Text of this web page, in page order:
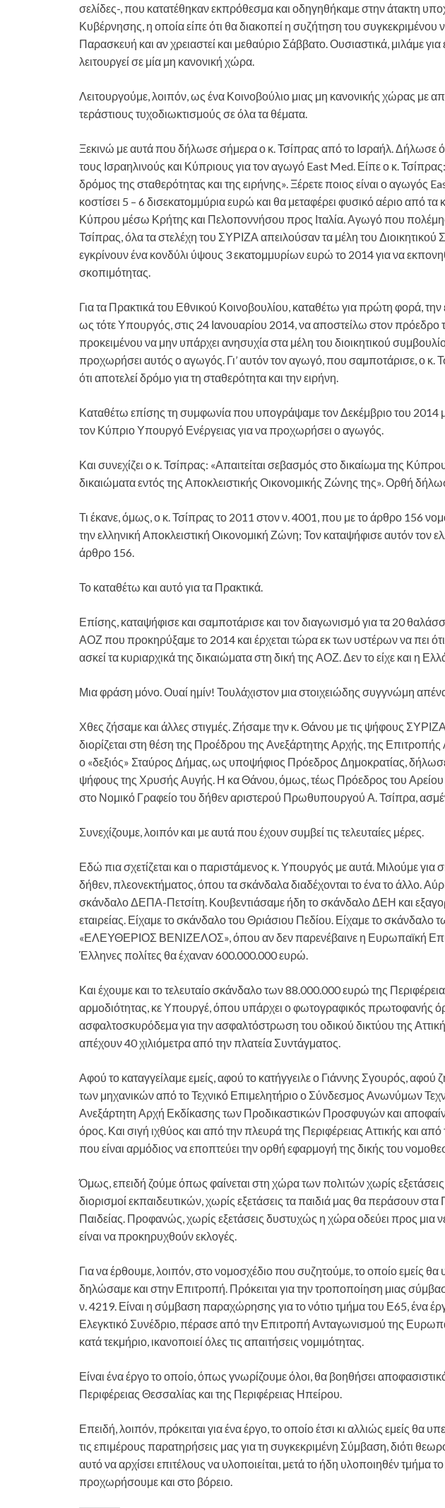
σελίδες-, που κατατέθηκαν εκπρόθεσμα και οδηγηθήκαμε στην άτακτη
Κυβέρνησης, η οποία είπε ότι θα διακοπεί η συζήτηση του συγκεκριμένου
Παρασκευή και αν χρειαστεί και μεθαύριο Σάββατο. Ουσιαστικά, μιλάμε
λειτουργεί σε μία μη κανονική χώρα.
Λειτουργούμε, λοιπόν, ως ένα Κοινοβούλιο μιας μη κανονικής χώρας με
τεράστιους τυχοδιωκτισμούς σε όλα τα θέματα.
Ξεκινώ με αυτά που δήλωσε σήμερα ο κ. Τσίπρας από το Ισραήλ. Δήλωσε
τους Ισραηλινούς και Κύπριους για τον αγωγό East Med. Είπε ο κ.
δρόμος της σταθερότητας και της ειρήνης». Ξέρετε ποιος είναι ο αγωγός
κοστίσει 5 – 6 δισεκατομμύρια ευρώ και θα μεταφέρει φυσικό αέριο από τα
Κύπρου μέσω Κρήτης και Πελοποννήσου προς Ιταλία. Αγωγό που
Τσίπρας, όλα τα στελέχη του ΣΥΡΙΖΑ απειλούσαν τα μέλη του
εγκρίνουν ένα κονδύλι ύψους 3 εκατομμυρίων ευρώ το 2014 για να
σκοπιμότητας.
Για τα Πρακτικά του Εθνικού Κοινοβουλίου, καταθέτω για πρώτη φορά,
ως τότε Υπουργός, στις 24 Ιανουαρίου 2014, να αποστείλω στον πρόεδρο
προκειμένου να μην υπάρχει ανησυχία στα μέλη του διοικητικού
προχωρήσει αυτός ο αγωγός. Γι’ αυτόν τον αγωγό, που σαμποτάρισε, ο κ.
ότι αποτελεί δρόμο για τη σταθερότητα και την ειρήνη.
Καταθέτω επίσης τη συμφωνία που υπογράψαμε τον Δεκέμβριο του 2014
τον Κύπριο Υπουργό Ενέργειας για να προχωρήσει ο αγωγός.
Και συνεχίζει ο κ. Τσίπρας: «Απαιτείται σεβασμός στο δικαίωμα της
δικαιώματα εντός της Αποκλειστικής Οικονομικής Ζώνης της». Ορθή
Τι έκανε, όμως, ο κ. Τσίπρας το 2011 στον ν. 4001, που με το άρθρο 156
την ελληνική Αποκλειστική Οικονομική Ζώνη; Τον καταψήφισε αυτόν τον
άρθρο 156.
Το καταθέτω και αυτό για τα Πρακτικά.
Επίσης, καταψήφισε και σαμποτάρισε και τον διαγωνισμό για τα 20
ΑΟΖ που προκηρύξαμε το 2014 και έρχεται τώρα εκ των υστέρων να πει
ασκεί τα κυριαρχικά της δικαιώματα στη δική της ΑΟΖ. Δεν το είχε και η
Μια φράση μόνο. Ουαί ημίν! Τουλάχιστον μια στοιχειώδης συγγνώμη
Χθες ζήσαμε και άλλες στιγμές. Ζήσαμε την κ. Θάνου με τις ψήφους
διορίζεται στη θέση της Προέδρου της Ανεξάρτητης Αρχής, της
ο «δεξιός» Σταύρος Δήμας, ως υποψήφιος Πρόεδρος Δημοκρατίας, δήλωσε
ψήφους της Χρυσής Αυγής. Η κα Θάνου, όμως, τέως Πρόεδρος του
στο Νομικό Γραφείο του δήθεν αριστερού Πρωθυπουργού Α. Τσίπρα,
Συνεχίζουμε, λοιπόν και με αυτά που έχουν συμβεί τις τελευταίες μέρες.
Εδώ πια σχετίζεται και ο παριστάμενος κ. Υπουργός με αυτά. Μιλούμε
δήθεν, πλεονεκτήματος, όπου τα σκάνδαλα διαδέχονται το ένα το άλλο.
σκάνδαλο ΔΕΠΑ-Πετσίτη. Κουβεντιάσαμε ήδη το σκάνδαλο ΔΕΗ και
εταιρείας. Είχαμε το σκάνδαλο του Θριάσιου Πεδίου. Είχαμε το σκάνδαλο
«ΕΛΕΥΘΕΡΙΟΣ ΒΕΝΙΖΕΛΟΣ», όπου αν δεν παρενέβαινε η Ευρωπαϊκή
Έλληνες πολίτες θα έχαναν 600.000.000 ευρώ.
Και έχουμε και το τελευταίο σκάνδαλο των 88.000.000 ευρώ της
αρμοδιότητας, κε Υπουργέ, όπου υπάρχει ο φωτογραφικός πρωτοφανής
ασφαλτοσκυρόδεμα για την ασφαλτόστρωση του οδικού δικτύου της
απέχουν 40 χιλιόμετρα από την πλατεία Συντάγματος.
Αφού το καταγγείλαμε εμείς, αφού το κατήγγειλε ο Γιάννης Σγουρός, αφού
των μηχανικών από το Τεχνικό Επιμελητήριο ο Σύνδεσμος Ανωνύμων
Ανεξάρτητη Αρχή Εκδίκασης των Προδικαστικών Προσφυγών και
όρος. Και σιγή ιχθύος και από την πλευρά της Περιφέρειας Αττικής και
που είναι αρμόδιος να εποπτεύει την ορθή εφαρμογή της δικής του
Όμως, επειδή ζούμε όπως φαίνεται στη χώρα των πολιτών χωρίς
διορισμοί εκπαιδευτικών, χωρίς εξετάσεις τα παιδιά μας θα περάσουν
Παιδείας. Προφανώς, χωρίς εξετάσεις δυστυχώς η χώρα οδεύει προς μια
είναι να προκηρυχθούν εκλογές.
Για να έρθουμε, λοιπόν, στο νομοσχέδιο που συζητούμε, το οποίο εμείς
δηλώσαμε και στην Επιτροπή. Πρόκειται για την τροποποίηση μιας
ν. 4219. Είναι η σύμβαση παραχώρησης για το νότιο τμήμα του Ε65, ένα
Ελεγκτικό Συνέδριο, πέρασε από την Επιτροπή Ανταγωνισμού της
κατά τεκμήριο, ικανοποιεί όλες τις απαιτήσεις νομιμότητας.
Είναι ένα έργο το οποίο, όπως γνωρίζουμε όλοι, θα βοηθήσει
Περιφέρειας Θεσσαλίας και της Περιφέρειας Ηπείρου.
Επειδή, λοιπόν, πρόκειται για ένα έργο, το οποίο έτσι κι αλλιώς εμείς θα
τις επιμέρους παρατηρήσεις μας για τη συγκεκριμένη Σύμβαση, διότι
αυτό να αρχίσει επιτέλους να υλοποιείται, μετά το ήδη υλοποιηθέν τμήμα
προχωρήσουμε και στο βόρειο.